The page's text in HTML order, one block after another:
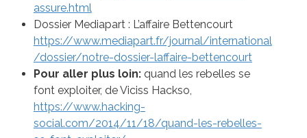
assure.html
Dossier Mediapart : L’affaire Bettencourt
https://www.mediapart.fr/journal/international
/dossier/notre-dossier-laffaire-bettencourt
Pour aller plus loin:quand les rebelles se
font exploiter, de Viciss Hackso,
https://www.hacking-
social.com/2014/11/18/quand-les-rebelles-